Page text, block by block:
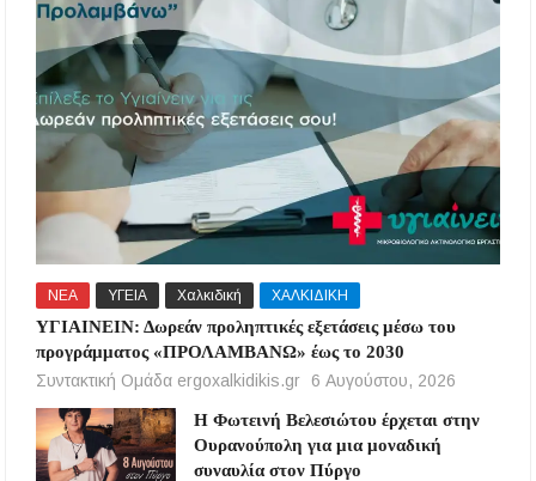
ΝΕΑ ΥΓΕΙΑ Χαλκιδική ΧΑΛΚΙΔΙΚΗ
ΥΓΙΑΙΝΕΙΝ: Δωρεάν προληπτικές εξετάσεις μέσω του
προγράμματος «ΠΡΟΛΑΜΒΑΝΩ» έως το 2030
Συντακτική Ομάδα ergoxalkidikis.gr
6 Αυγούστου, 2026
Η Φωτεινή Βελεσιώτου έρχεται στην
Ουρανούπολη για μια μοναδική
συναυλία στον Πύργο